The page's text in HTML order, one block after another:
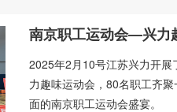
南京职工运动会—兴力
2025年2月10号江苏兴力开
力趣味运动会，80名职工齐
面的南京职工运动会盛宴。